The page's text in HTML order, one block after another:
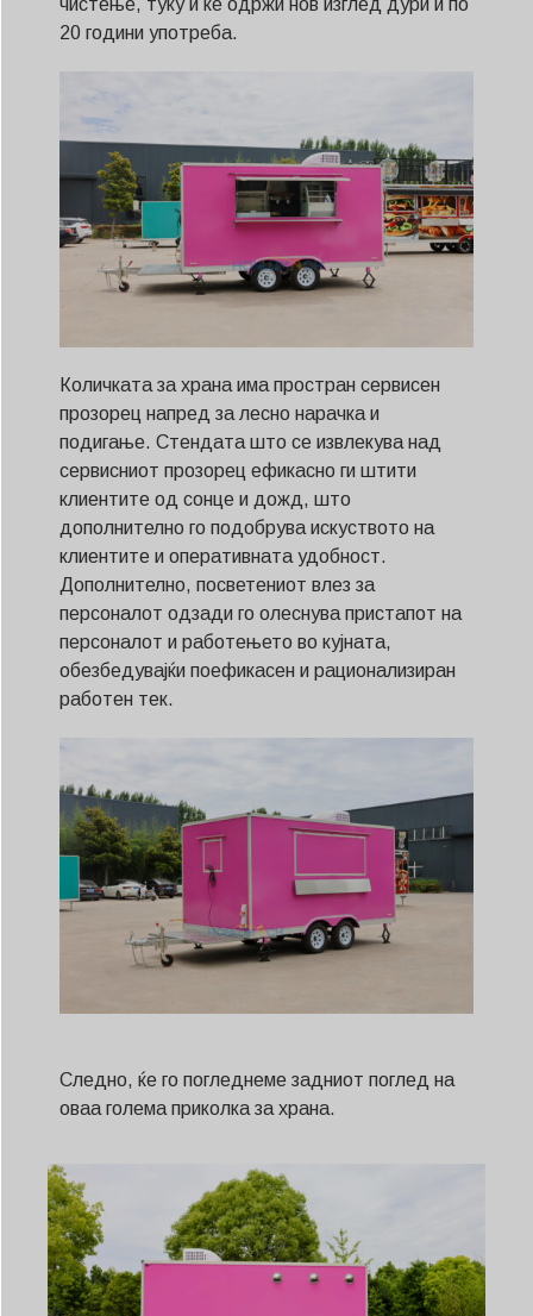
чистење, туку и ќе одржи нов изглед дури и по
20 години употреба.
Количката за храна има простран сервисен
прозорец напред за лесно нарачка и
подигање. Стендата што се извлекува над
сервисниот прозорец ефикасно ги штити
клиентите од сонце и дожд, што
дополнително го подобрува искуството на
клиентите и оперативната удобност.
Дополнително, посветениот влез за
персоналот одзади го олеснува пристапот на
персоналот и работењето во кујната,
обезбедувајќи поефикасен и рационализиран
работен тек.
Следно, ќе го погледнеме задниот поглед на
оваа голема приколка за храна.